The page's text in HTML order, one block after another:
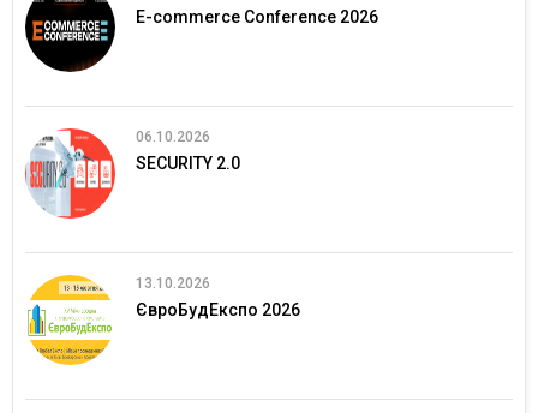
E-commerce Conference 2026
06.10.2026
SECURITY 2.0
13.10.2026
ЄвроБудЕкспо 2026